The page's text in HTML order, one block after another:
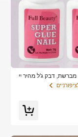
דביק 7 גרם עם מברשת, דבק ג'ל מהיר יי
אקריל, ציפורני ה
לאורך זמן, אידיאלי
איכות סלון